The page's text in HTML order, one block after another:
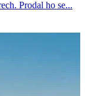
Prodal ho se...